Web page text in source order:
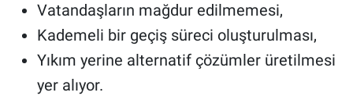
Vatandaşların mağdur edilmemesi,
Kademeli bir geçiş süreci oluşturulması,
Yıkım yerine alternatif çözümler üretilmesi
yer alıyor.